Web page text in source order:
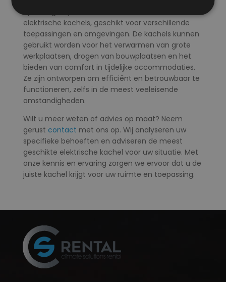
elektrische kachels, geschikt voor verschillende
toepassingen en omgevingen. De kachels kunnen
gebruikt worden voor het verwarmen van grote
werkplaatsen, drogen van bouwplaatsen en het
bieden van comfort in tijdelijke accommodaties.
Ze zijn ontworpen om efficiënt en betrouwbaar te
functioneren, zelfs in de meest veeleisende
omstandigheden.
Wilt u meer weten of advies op maat? Neem
gerust contact met ons op. Wij analyseren uw
specifieke behoeften en adviseren de meest
geschikte elektrische kachel voor uw situatie. Met
onze kennis en ervaring zorgen we ervoor dat u de
juiste kachel krijgt voor uw ruimte en toepassing.